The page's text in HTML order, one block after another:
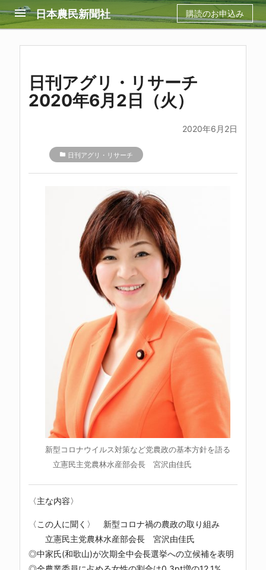
menu 日本農民新聞社 購読のお申込み
日刊アグリ・リサーチ
2020年6月2日（火）
2020年6月2日
folder 日刊アグリ・リサーチ
新型コロナウイルス対策など党農政の基本方針を語る
立憲民主党農林水産部会長 宮沢由佳氏
〈主な内容〉
〈この人に聞く〉 新型コロナ禍の農政の取り組み
立憲民主党農林水産部会長 宮沢由佳氏
◎中家氏(和歌山)が次期全中会長選挙への立候補を表明